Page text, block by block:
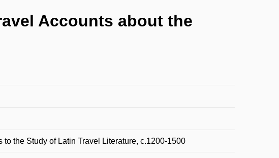
Accounts about the
the Study of Latin Travel Literature, c.1200-1500